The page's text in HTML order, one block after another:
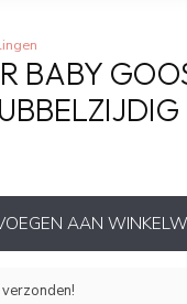
BABY
AAN